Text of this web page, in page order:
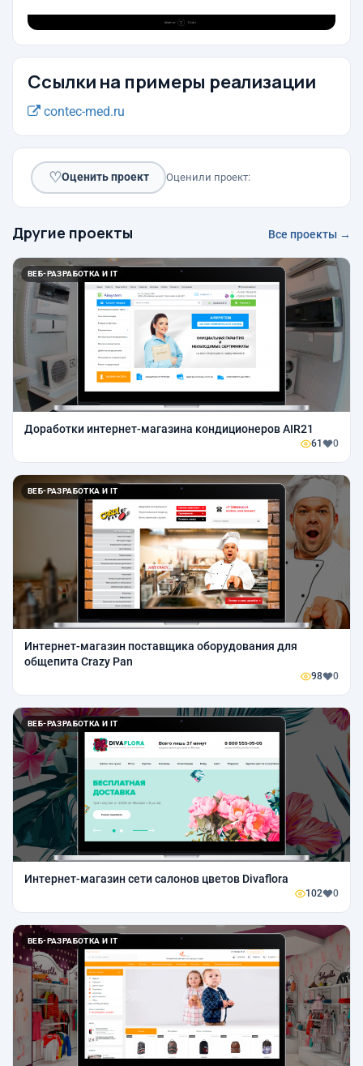
Ссылки на примеры реализации
contec-med.ru
♡Оценить проект Оценили проект:
Другие проекты Все проекты →
ВЕБ-РАЗРАБОТКА И IT
Доработки интернет-магазина кондиционеров AIR21
61 0
ВЕБ-РАЗРАБОТКА И IT
Интернет-магазин поставщика оборудования для
общепита Crazy Pan
98 0
ВЕБ-РАЗРАБОТКА И IT
Интернет-магазин сети салонов цветов Divaflora
102 0
ВЕБ-РАЗРАБОТКА И IT